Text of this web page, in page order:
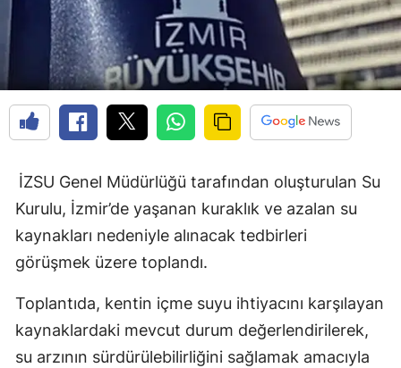
İZSU Genel Müdürlüğü tarafından oluşturulan Su
Kurulu, İzmir’de yaşanan kuraklık ve azalan su
kaynakları nedeniyle alınacak tedbirleri
görüşmek üzere toplandı.
Toplantıda, kentin içme suyu ihtiyacını karşılayan
kaynaklardaki mevcut durum değerlendirilerek,
su arzının sürdürülebilirliğini sağlamak amacıyla